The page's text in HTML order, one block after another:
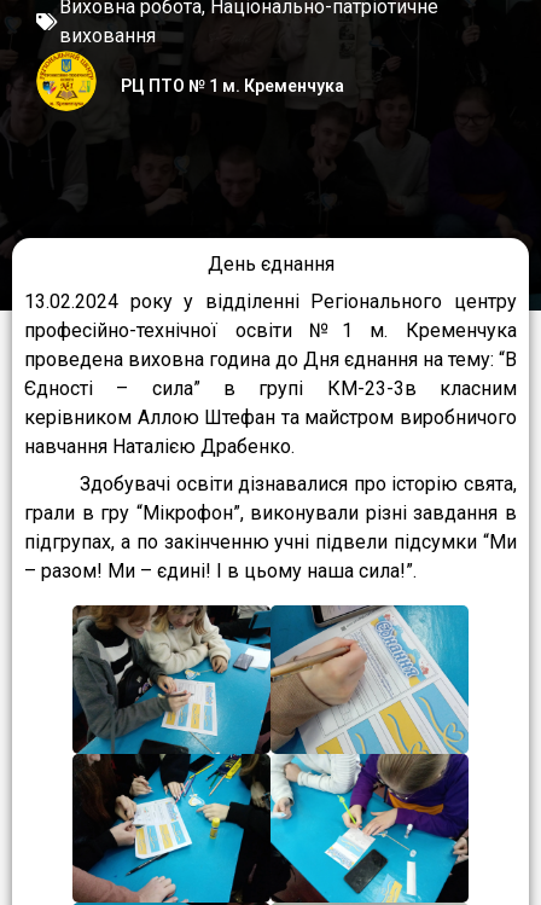
Виховна робота, Національно-патріотичне
виховання
РЦ ПТО № 1 м. Кременчука
День єднання
13.02.2024 року у відділенні Регіонального центру
професійно-технічної освіти №1 м. Кременчука
проведена виховна година до Дня єднання на тему: “В
Єдності – сила” в групі КМ-23-3в класним
керівником Аллою Штефан та майстром виробничого
навчання Наталією Драбенко.
Здобувачі освіти дізнавалися про історію свята,
грали в гру “Мікрофон”, виконували різні завдання в
підгрупах, а по закінченню учні підвели підсумки “Ми
– разом! Ми – єдині! І в цьому наша сила!”.